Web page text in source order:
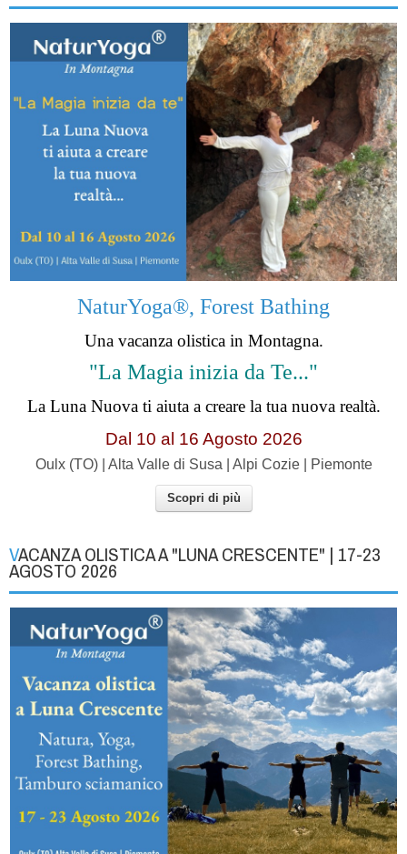
NaturYoga®, Forest Bathing
Una vacanza olistica in Montagna.
"La Magia inizia da Te..."
La Luna Nuova ti aiuta a creare la tua nuova realtà.
Dal 10 al 16 Agosto 2026
Oulx (TO) | Alta Valle di Susa | Alpi Cozie | Piemonte
Scopri di più
VACANZA OLISTICA A "LUNA CRESCENTE" | 17-23
AGOSTO 2026